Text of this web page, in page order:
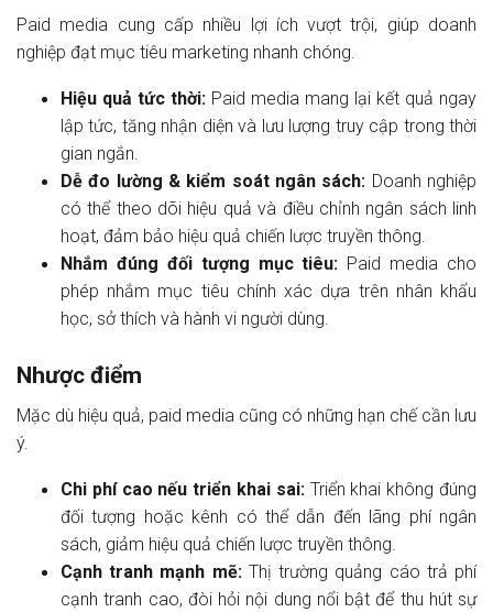
Paid media cung cấp nhiều lợi ích vượt trội, giúp doanh
nghiệp đạt mục tiêu marketing nhanh chóng.
Hiệu quả tức thời: Paid media mang lại kết quả ngay
lập tức, tăng nhận diện và lưu lượng truy cập trong thời
gian ngắn.
Dễ đo lường & kiểm soát ngân sách: Doanh nghiệp
có thể theo dõi hiệu quả và điều chỉnh ngân sách linh
hoạt, đảm bảo hiệu quả chiến lược truyền thông.
Nhắm đúng đối tượng mục tiêu: Paid media cho
phép nhắm mục tiêu chính xác dựa trên nhân khẩu
học, sở thích và hành vi người dùng.
Nhược điểm
Mặc dù hiệu quả, paid media cũng có những hạn chế cần lưu
ý.
Chi phí cao nếu triển khai sai: Triển khai không đúng
đối tượng hoặc kênh có thể dẫn đến lãng phí ngân
sách, giảm hiệu quả chiến lược truyền thông.
Cạnh tranh mạnh mẽ: Thị trường quảng cáo trả phí
cạnh tranh cao, đòi hỏi nội dung nổi bật để thu hút sự